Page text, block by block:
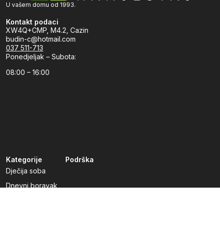
U vašem domu od 1993.
Kontakt podaci
XW4Q+CMP, M4.2, Cazin
budin-c@hotmail.com
037 511-713
Ponedjeljak – Subota:
08:00 – 16:00
Kategorije
Dječija soba
Dnevni boravak
Podrška